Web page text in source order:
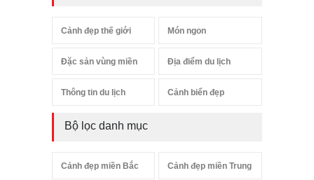
Cảnh đẹp thế giới Món ngon
Đặc sản vùng miền Địa điểm du lịch
Thông tin du lịch Cảnh biển đẹp
Bộ lọc danh mục
Cảnh đẹp miền Bắc Cảnh đẹp miền Trung